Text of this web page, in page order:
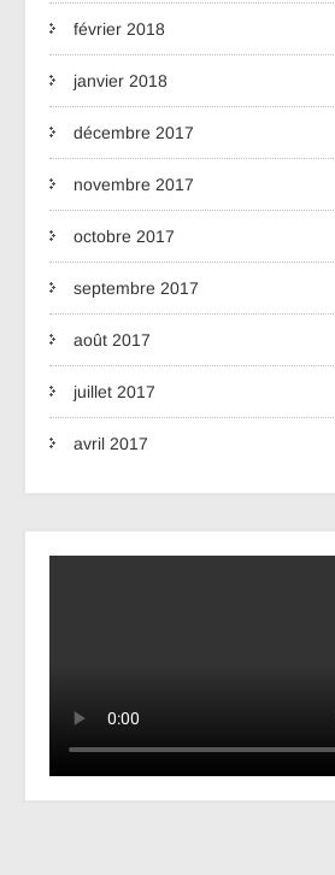
février 2018
janvier 2018
décembre 2017
novembre 2017
octobre 2017
septembre 2017
août 2017
juillet 2017
avril 2017